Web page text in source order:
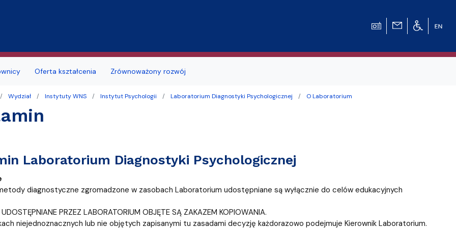
sal
obiektu
Deklaracja dostępności
i podań
wznowienia, zmiana kierunku lub
zmiana formy studiów
akademickiego
Studia doktoranckie
Samorząd Studentów
ERASMUS+
MOST
seminaria
UG
Oferta kształcenia Zrównoważony rozwój
Wydział Instytuty WNS Instytut Psychologii Laboratorium Diagnostyki Psychologicznej O Laboratorium
Laboratorium Diagnostyki Psychologicznej
diagnostyczne zgromadzone w zasobach Laboratorium udostępniane są wyłącznie do celów edukacyjnych
PRZEZ LABORATORIUM OBJĘTE SĄ ZAKAZEM KOPIOWANIA.
niejednoznacznych lub nie objętych zapisanymi tu zasadami decyzję każdorazowo podejmuje Kierownik Laboratorium.